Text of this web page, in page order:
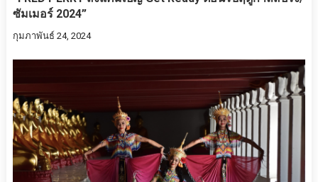
ซัมเมอร์ 2024”
กุมภาพันธ์ 24, 2024